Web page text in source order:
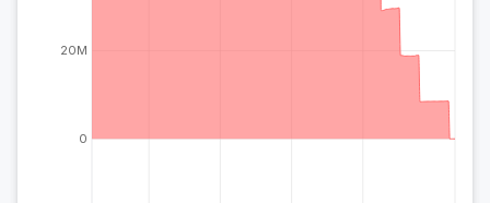
0
20M